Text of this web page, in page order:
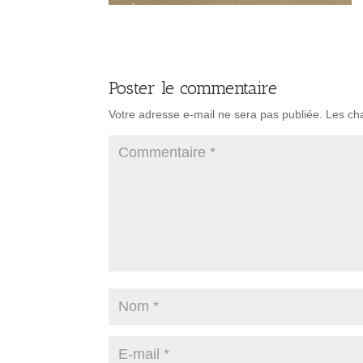
Poster le commentaire
Votre adresse e-mail ne sera pas publiée. Les